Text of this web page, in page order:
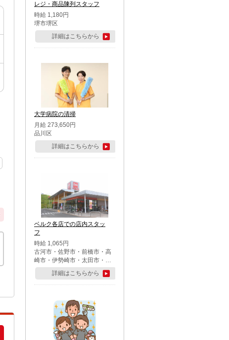
レジ・商品陳列スタッフ
時給 1,180円
堺市堺区
詳細はこちらから
大学病院の清掃
月給 273,650円
品川区
詳細はこちらから
ベルク各店での店内スタッ
フ
時給 1,065円
古河市・佐野市・前橋市・高
崎市・伊勢崎市・太田市・館
林市・藤岡市・大泉町・さい
たま市北区・川越市・熊谷
市・行田市・秩父市・所沢
市・鶴ケ島市・千葉市中央
区・市川市・松戸市・習志野
市・柏市・流山市・八千代
市・足立区・江戸川区・八王
子市・町田市
詳細はこちらから